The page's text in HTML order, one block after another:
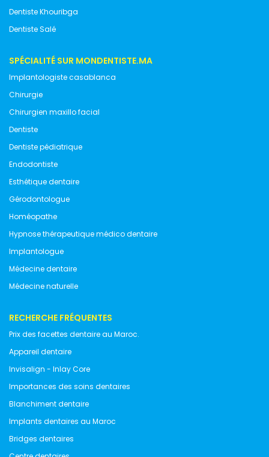
Dentiste Khouribga
Dentiste Salé
SPÉCIALITÉ SUR MONDENTISTE.MA
Implantologiste casablanca
Chirurgie
Chirurgien maxillo facial
Dentiste
Dentiste pédiatrique
Endodontiste
Esthétique dentaire
Gérodontologue
Homéopathe
Hypnose thérapeutique médico dentaire
Implantologue
Médecine dentaire
Médecine naturelle
RECHERCHE FRÉQUENTES
Prix des facettes dentaire au Maroc.
Appareil dentaire
Invisalign - Inlay Core
Importances des soins dentaires
Blanchiment dentaire
Implants dentaires au Maroc
Bridges dentaires